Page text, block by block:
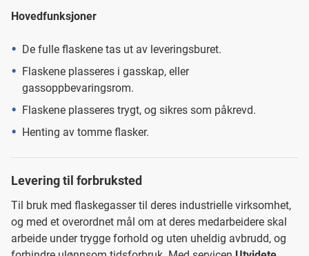
Hovedfunksjoner
De fulle flaskene tas ut av leveringsburet.
Flaskene plasseres i gasskap, eller
gassoppbevaringsrom.
Flaskene plasseres trygt, og sikres som påkrevd.
Henting av tomme flasker.
Levering til forbruksted
Til bruk med flaskegasser til deres industrielle virksomhet,
og med et overordnet mål om at deres medarbeidere skal
arbeide under trygge forhold og uten uheldig avbrudd, og